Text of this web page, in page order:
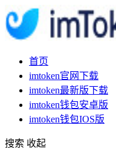
首页
imtoken官网下载
imtoken最新版下载
imtoken钱包安卓版
imtoken钱包IOS版
搜索 收起